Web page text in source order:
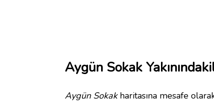
Aygün Sokak
Aygün Sokakharitasına mesafe